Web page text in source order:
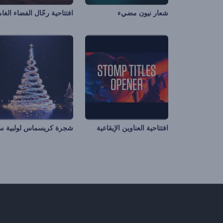
شعار نيون مضيء
افتتاحية العناوين الإيقاعية